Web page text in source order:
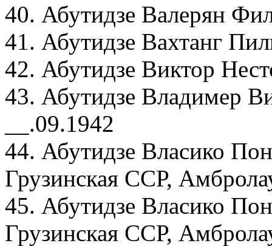
40. Абутидзе Валерян
41. Абутидзе Вахтанг
42. Абутидзе Виктор
43. Абутидзе Владимер
__.09.1942
44. Абутидзе Власико
Грузинская ССР,
45. Абутидзе Власико
Грузинская ССР,